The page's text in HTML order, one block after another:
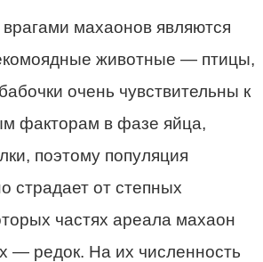
махаонов являются
животные — птицы,
очень чувствительны к
факторам в фазе яйца,
поэтому популяция
страдает от степных
частях ареала махаон
— редок. На их численность